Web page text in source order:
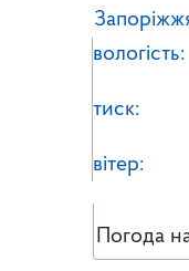
вологість:
тиск:
вітер:
Погода